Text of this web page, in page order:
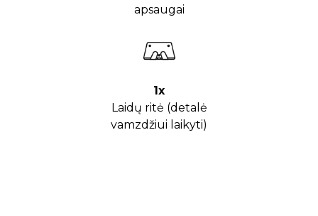
apsaugai
1x
Laidų ritė (detalė
vamzdžiui laikyti)